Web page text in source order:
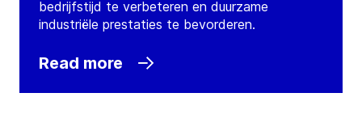
bedrijfstijd te verbeteren en duurzame
industriële prestaties te bevorderen.
Read more